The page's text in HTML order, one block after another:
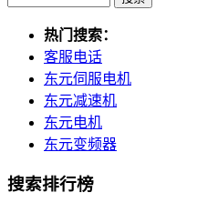
热门搜索：
客服电话
东元伺服电机
东元减速机
东元电机
东元变频器
搜索排行榜